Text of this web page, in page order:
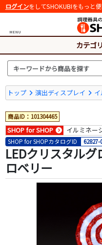
ログインをしてSHOKUBIをもっと便
MENU
カテゴ
トップ 演出ディスプレイ
商品ID：101304465
SHOP for SHOP イルミネー
SHOP for SHOPカタログID 62827-
LEDクリスタル
ロベリー